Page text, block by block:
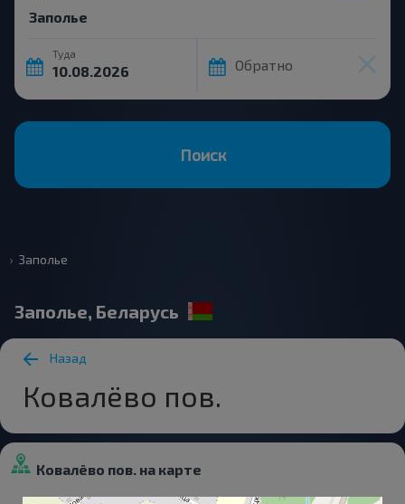
Туда
Обратно
Поиск
Заполье
Заполье, Беларусь
Назад
Ковалёво пов.
Ковалёво пов. на карте